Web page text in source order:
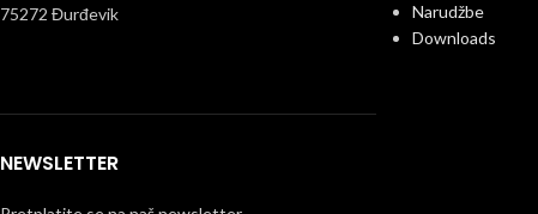
75272 Đurđevik
NEWSLETTER
Narudžbe
Downloads